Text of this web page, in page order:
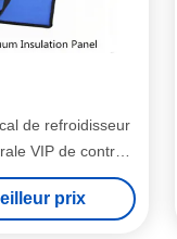
de refroidisseur
VIP de contrôle
de médicament
prix